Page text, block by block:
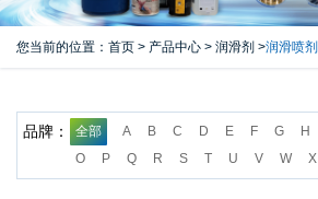
您当前的位置： 首页 > 产品中心 > 润滑剂 >润滑喷剂
品牌： 全部 A B C D E F G H
O
P Q R S T U V W X